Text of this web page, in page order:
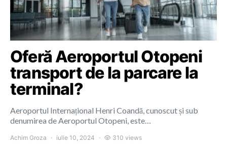
Oferă Aeroportul Otopeni
transport de la parcare la
terminal?
Aeroportul Internațional Henri Coandă, cunoscut și sub
denumirea de Aeroportul Otopeni, este…
Achim Groza iulie 10, 2024 310 views